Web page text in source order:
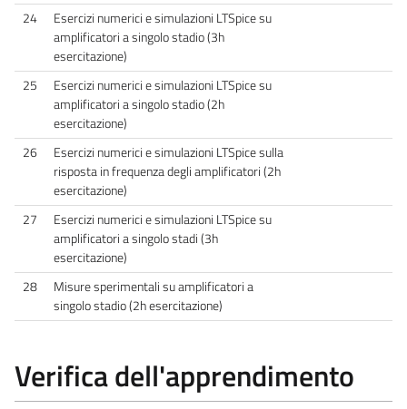
24
Esercizi numerici e simulazioni LTSpice su
amplificatori a singolo stadio (3h
esercitazione)
25
Esercizi numerici e simulazioni LTSpice su
amplificatori a singolo stadio (2h
esercitazione)
26
Esercizi numerici e simulazioni LTSpice sulla
risposta in frequenza degli amplificatori (2h
esercitazione)
27
Esercizi numerici e simulazioni LTSpice su
amplificatori a singolo stadi (3h
esercitazione)
28
Misure sperimentali su amplificatori a
singolo stadio (2h esercitazione)
Verifica dell'apprendimento